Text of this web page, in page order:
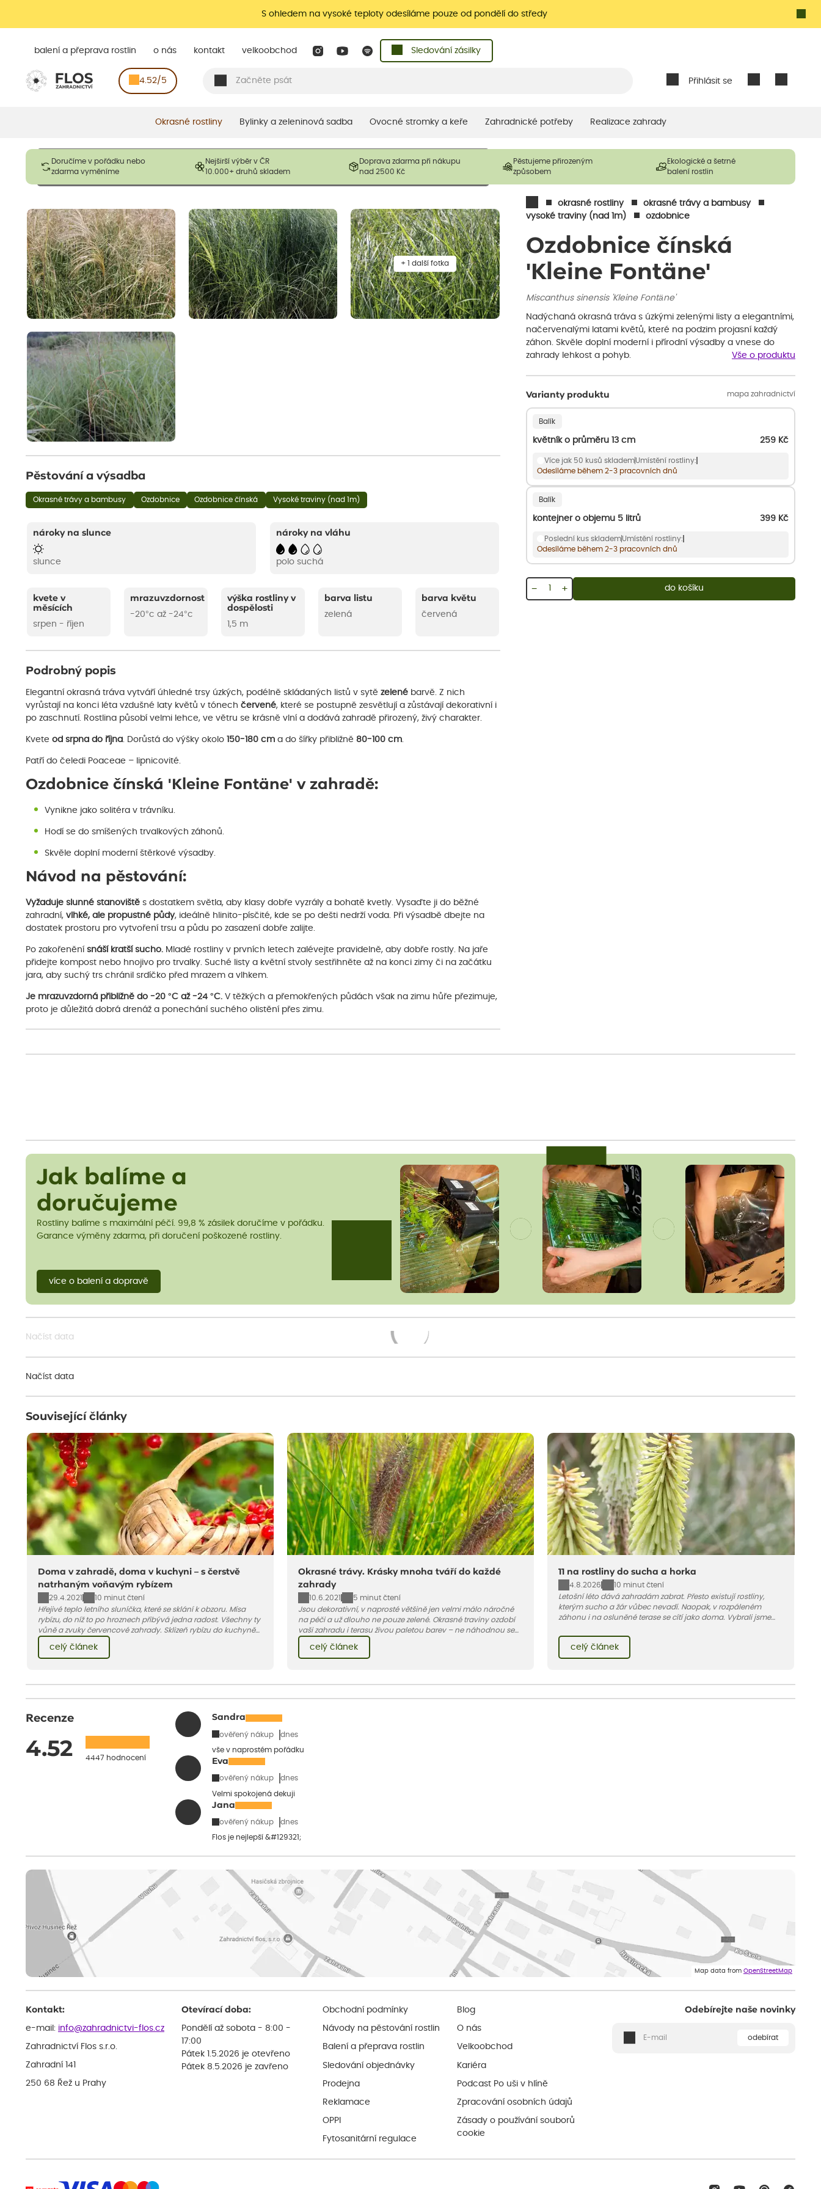
S ohledem na vysoké teploty odesíláme pouze od pondělí do středy
Přihlásit se
balení a přeprava rostlin o nás kontakt velkoobchod Sledování zásilky
4.52/5
Okrasné rostliny Bylinky a zeleninová sadba Ovocné stromky a keře Zahradnické potřeby Realizace zahrady
Doručíme v pořádku nebo
zdarma vyměníme
Nejširší výběr v ČR
10.000+ druhů skladem
Doprava zdarma při nákupu
nad 2500 Kč
Pěstujeme přirozeným
způsobem
Ekologické a šetrné
balení rostlin
okrasné rostliny
okrasné trávy a bambusy
vysoké traviny (nad 1m)
ozdobnice
Ozdobnice čínská
'Kleine Fontäne'
Miscanthus sinensis 'Kleine Fontäne'
Nadýchaná okrasná tráva s úzkými zelenými listy a elegantními,
načervenalými latami květů, které na podzim projasní každý
záhon. Skvěle doplní moderní i přírodní výsadby a vnese do
zahrady lehkost a pohyb.
Vše o produktu
Varianty produktu mapa zahradnictví
Balík
květník o průměru 13 cm 259 Kč
Více jak 50 kusů sklademUmístění rostliny:
Odesíláme během 2-3 pracovních dnů
Balík
kontejner o objemu 5 litrů 399 Kč
Poslední kus sklademUmístění rostliny:
Odesíláme během 2-3 pracovních dnů
+
− do košíku
Obrázky slouží pouze pro ilustrační účely a mají reprezentovat prodávané produkty. V závislosti na sezónnosti mohou být
opadavé rostliny dodávány v dormantním stavu a bez listů. Rostliny mohou být také sestřiženy níže, než je uvedená
+ 1 další fotka
Pěstování a výsadba
Okrasné trávy a bambusy Ozdobnice Ozdobnice čínská Vysoké traviny (nad 1m)
nároky na slunce
slunce
nároky na vláhu
polo suchá
kvete v
měsících
srpen - říjen
mrazuvzdornost
-20°c až -24°c
výška rostliny v
dospělosti
1,5 m
barva listu
zelená
barva květu
červená
Podrobný popis
Elegantní okrasná tráva vytváří úhledné trsy úzkých, podélně skládaných listů v sytě zelené barvě. Z nich
vyrůstají na konci léta vzdušné laty květů v tónech červené, které se postupně zesvětlují a zůstávají dekorativní i
po zaschnutí. Rostlina působí velmi lehce, ve větru se krásně vlní a dodává zahradě přirozený, živý charakter.
Kvete od srpna do října. Dorůstá do výšky okolo 150-180 cm a do šířky přibližně 80-100 cm.
Patří do čeledi Poaceae – lipnicovité.
Ozdobnice čínská 'Kleine Fontäne' v zahradě:
Vynikne jako solitéra v trávníku.
Hodí se do smíšených trvalkových záhonů.
Skvěle doplní moderní štěrkové výsadby.
Návod na pěstování:
Vyžaduje slunné stanoviště s dostatkem světla, aby klasy dobře vyzrály a bohatě kvetly. Vysaďte ji do běžné
zahradní, vlhké, ale propustné půdy, ideálně hlinito-písčité, kde se po dešti nedrží voda. Při výsadbě dbejte na
dostatek prostoru pro vytvoření trsu a půdu po zasazení dobře zalijte.
Po zakořenění snáší kratší sucho. Mladé rostliny v prvních letech zalévejte pravidelně, aby dobře rostly. Na jaře
přidejte kompost nebo hnojivo pro trvalky. Suché listy a květní stvoly sestřihněte až na konci zimy či na začátku
jara, aby suchý trs chránil srdíčko před mrazem a vlhkem.
Je mrazuvzdorná přibližně do -20 °C až -24 °C. V těžkých a přemokřených půdách však na zimu hůře přezimuje,
proto je důležitá dobrá drenáž a ponechání suchého olistění přes zimu.
Jak balíme a
doručujeme
Rostliny balíme s maximální péčí. 99,8 % zásilek doručíme v pořádku.
Garance výměny zdarma, při doručení poškozené rostliny.
více o balení a dopravě
Načíst data
Načíst data
Související články
Doma v zahradě, doma v kuchyni – s čerstvě
natrhaným voňavým rybízem
29.4.2021
10 minut čtení
Hřejivé teplo letního sluníčka, které se sklání k obzoru. Mísa
rybízu, do níž to po hroznech přibývá jedna radost. Všechny ty
vůně a zvuky červencové zahrady. Sklizeň rybízu do kuchyně
dětství při mlsání babiččina drobenkového koláče s rybízem.
celý článek
Okrasné trávy. Krásky mnoha tváří do každé
zahrady
10.6.2021
5 minut čtení
Jsou dekorativní, v naprosté většině jen velmi málo náročné
na péči a už dlouho ne pouze zelené. Okrasné traviny ozdobí
vaši zahradu i terasu živou paletou barev – ne náhodnou se
celý článek
11 na rostliny do sucha a horka
4.8.2026
10 minut čtení
Letošní léto dává zahradám zabrat. Přesto existují rostliny,
kterým sucho a žár vůbec nevadí. Naopak, v rozpáleném
záhonu i na osluněné terase se cítí jako doma. Vybrali jsme
léto bez pravidelné zálivky. Pojďme se podívat, které to jsou.
celý článek
Recenze
4.52 4447 hodnocení
Sandra
ověřený nákup dnes
vše v naprostém pořádku
Eva
ověřený nákup dnes
Velmi spokojená dekuji
Jana
ověřený nákup dnes
Flos je nejlepší &#129321;
Map data from OpenStreetMap
Kontakt:
e-mail: info@zahradnictvi-flos.cz
Zahradnictví Flos s.r.o.
Zahradní 141
250 68 Řež u Prahy
Otevírací doba:
Pondělí až sobota - 8:00 -
17:00
Pátek 1.5.2026 je otevřeno
Pátek 8.5.2026 je zavřeno
Obchodní podmínky
Návody na pěstování rostlin
Balení a přeprava rostlin
Sledování objednávky
Prodejna
Reklamace
OPPI
Fytosanitární regulace
Blog
O nás
Velkoobchod
Kariéra
Podcast Po uši v hlíně
Zpracování osobních údajů
Zásady o používání souborů
cookie
Odebírejte naše novinky
odebírat